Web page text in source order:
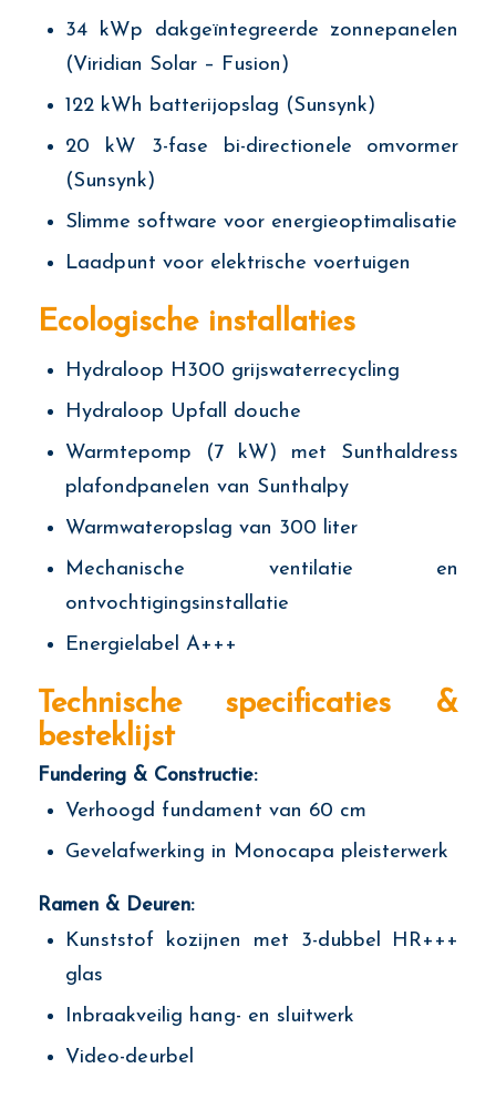
34 kWp dakgeïntegreerde zonnepanelen
(Viridian Solar – Fusion)
122 kWh batterijopslag (Sunsynk)
20 kW 3-fase bi-directionele omvormer
(Sunsynk)
Slimme software voor energieoptimalisatie
Laadpunt voor elektrische voertuigen
Ecologische installaties
Hydraloop H300 grijswaterrecycling
Hydraloop Upfall douche
Warmtepomp (7 kW) met Sunthaldress
plafondpanelen van Sunthalpy
Warmwateropslag van 300 liter
Mechanische ventilatie en
ontvochtigingsinstallatie
Energielabel A+++
Technische specificaties &
besteklijst
Fundering & Constructie:
Verhoogd fundament van 60 cm
Gevelafwerking in Monocapa pleisterwerk
Ramen & Deuren:
Kunststof kozijnen met 3-dubbel HR+++
glas
Inbraakveilig hang- en sluitwerk
Video-deurbel